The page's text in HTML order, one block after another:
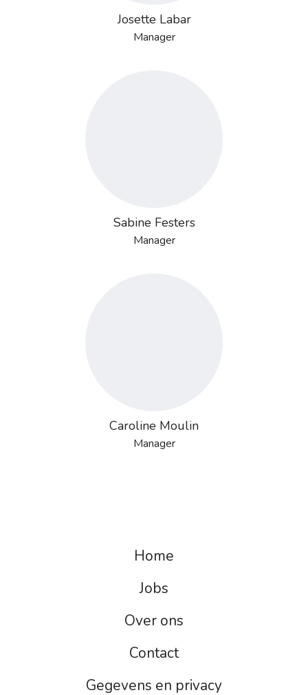
Josette Labar
Manager
Sabine Festers
Manager
Caroline Moulin
Manager
Home
Jobs
Over ons
Contact
Gegevens en privacy